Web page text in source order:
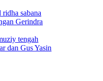
Gerindra
dan Gus Yasin